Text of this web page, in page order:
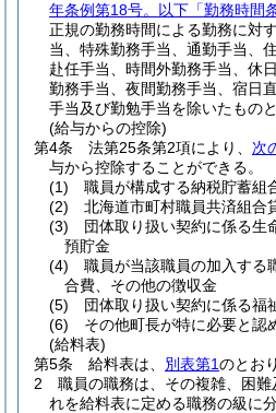
年条例第18号。以下「勤務時間
正規の勤務時間による勤務に対
当、特殊勤務手当、通勤手当、
赴任手当、時間外勤務手当、休
勤務手当、夜間勤務手当、宿日
手当及び勤勉手当を除いたものと
(給与からの控除)
第4条
法第25条第2項により、 次
与から控除することができる。
(1)
職員が構成する納税貯蓄組
(2)
北海道市町村職員共済組合
(3)
団体取り扱い契約に係る生
預貯金
(4)
職員が当該職員の加入する
合費、その他の徴収金
(5)
団体取り扱い契約に係る福
(6)
その他町長が特に必要と認
(給料表)
第5条
給料表は、 別表第1のとお
2
職員の職務は、その複雑、困
れを給料表に定める職務の級に